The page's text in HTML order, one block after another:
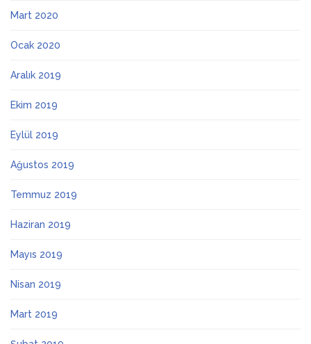
Mart 2020
Ocak 2020
Aralık 2019
Ekim 2019
Eylül 2019
Ağustos 2019
Temmuz 2019
Haziran 2019
Mayıs 2019
Nisan 2019
Mart 2019